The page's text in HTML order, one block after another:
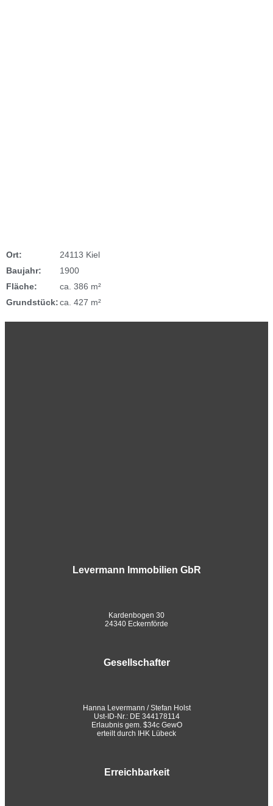
Ort:
24113 Kiel
Baujahr:
1900
Fläche:
ca. 386 m²
Grundstück:ca. 427 m²
Levermann Immobilien GbR
Kardenbogen 30
24340 Eckernförde
Gesellschafter
Hanna Levermann / Stefan Holst
Ust-ID-Nr.: DE 344178114
Erlaubnis gem. $34c GewO
erteilt durch IHK Lübeck
Erreichbarkeit